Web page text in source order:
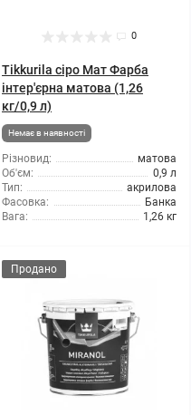
0
Tikkurila сіро Мат Фарба
інтер'єрна матова (1,26
кг/0,9 л)
Немає в наявності
Різновид:
матова
Об'єм:
0,9 л
Тип:
акрилова
Фасовка:
Банка
Вага:
1,26 кг
Продано